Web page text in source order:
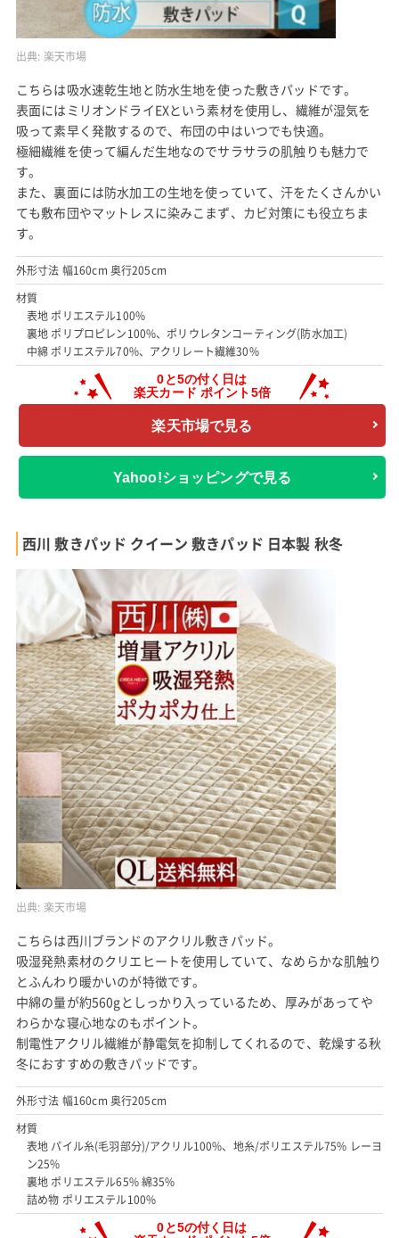
出典: 楽天市場
こちらは吸水速乾生地と防水生地を使った敷きパッドです。
表面にはミリオンドライEXという素材を使用し、繊維が湿気を
吸って素早く発散するので、布団の中はいつでも快適。
極細繊維を使って編んだ生地なのでサラサラの肌触りも魅力で
す。
また、裏面には防水加工の生地を使っていて、汗をたくさんかい
ても敷布団やマットレスに染みこまず、カビ対策にも役立ちま
す。
外形寸法 幅160cm 奥行205cm
材質
表地 ポリエステル100%
裏地 ポリプロピレン100%、ポリウレタンコーティング(防水加工)
中綿 ポリエステル70%、アクリレート繊維30%
楽天市場で見る
Yahoo!ショッピングで見る
西川 敷きパッド クイーン 敷きパッド 日本製 秋冬
出典: 楽天市場
こちらは西川ブランドのアクリル敷きパッド。
吸湿発熱素材のクリエヒートを使用していて、なめらかな肌触り
とふんわり暖かいのが特徴です。
中綿の量が約560gとしっかり入っているため、厚みがあってや
わらかな寝心地なのもポイント。
制電性アクリル繊維が静電気を抑制してくれるので、乾燥する秋
冬におすすめの敷きパッドです。
外形寸法 幅160cm 奥行205cm
材質
表地 パイル糸(毛羽部分)/アクリル100%、地糸/ポリエステル75% レーヨ
ン25%
裏地 ポリエステル65% 綿35%
詰め物 ポリエステル100%